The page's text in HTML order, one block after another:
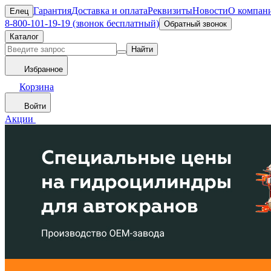
Елец ГарантияДоставка и оплатаРеквизитыНовостиО
8-800-101-19-19 (звонок бесплатный) Обратный звонок
Каталог
Найти
Избранное
Корзина
Войти
Акции